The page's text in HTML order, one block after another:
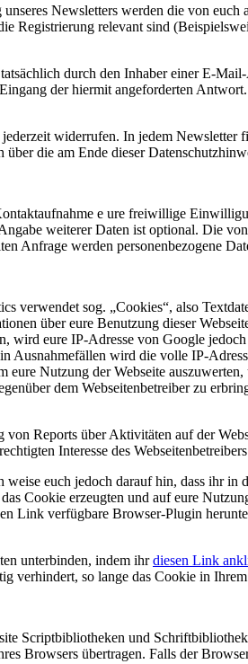
Newsletters werden die von euch
relevant sind
durch den Inhaber einer E-
der hiermit angeforderten
widerrufen. In jedem Newsletter
die am Ende dieser
e ure freiwillige
weiterer Daten ist optional. Die
Anfrage werden personenbezogene
sog. „Cookies“, also
über eure Benutzung dieser
eure IP-Adresse von Google
Ausnahmefällen wird die volle IP-
Nutzung der Webseite
dem Webseitenbetreiber zu
Reports über Aktivitäten auf der
Interesse des
euch jedoch darauf hin, dass ihr in
Cookie erzeugten und auf eure
Link verfügbare Browser-Plugin
unterbinden, indem ihrdiesen Link
verhindert, so lange das Cookie in
Scriptbibliotheken und
Browsers übertragen. Falls der